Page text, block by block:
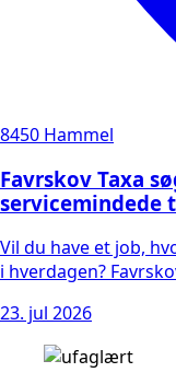
8450 Hammel
Favrskov Taxa
servicemindede
Vil du have et job,
i hverdagen?
23. jul 2026